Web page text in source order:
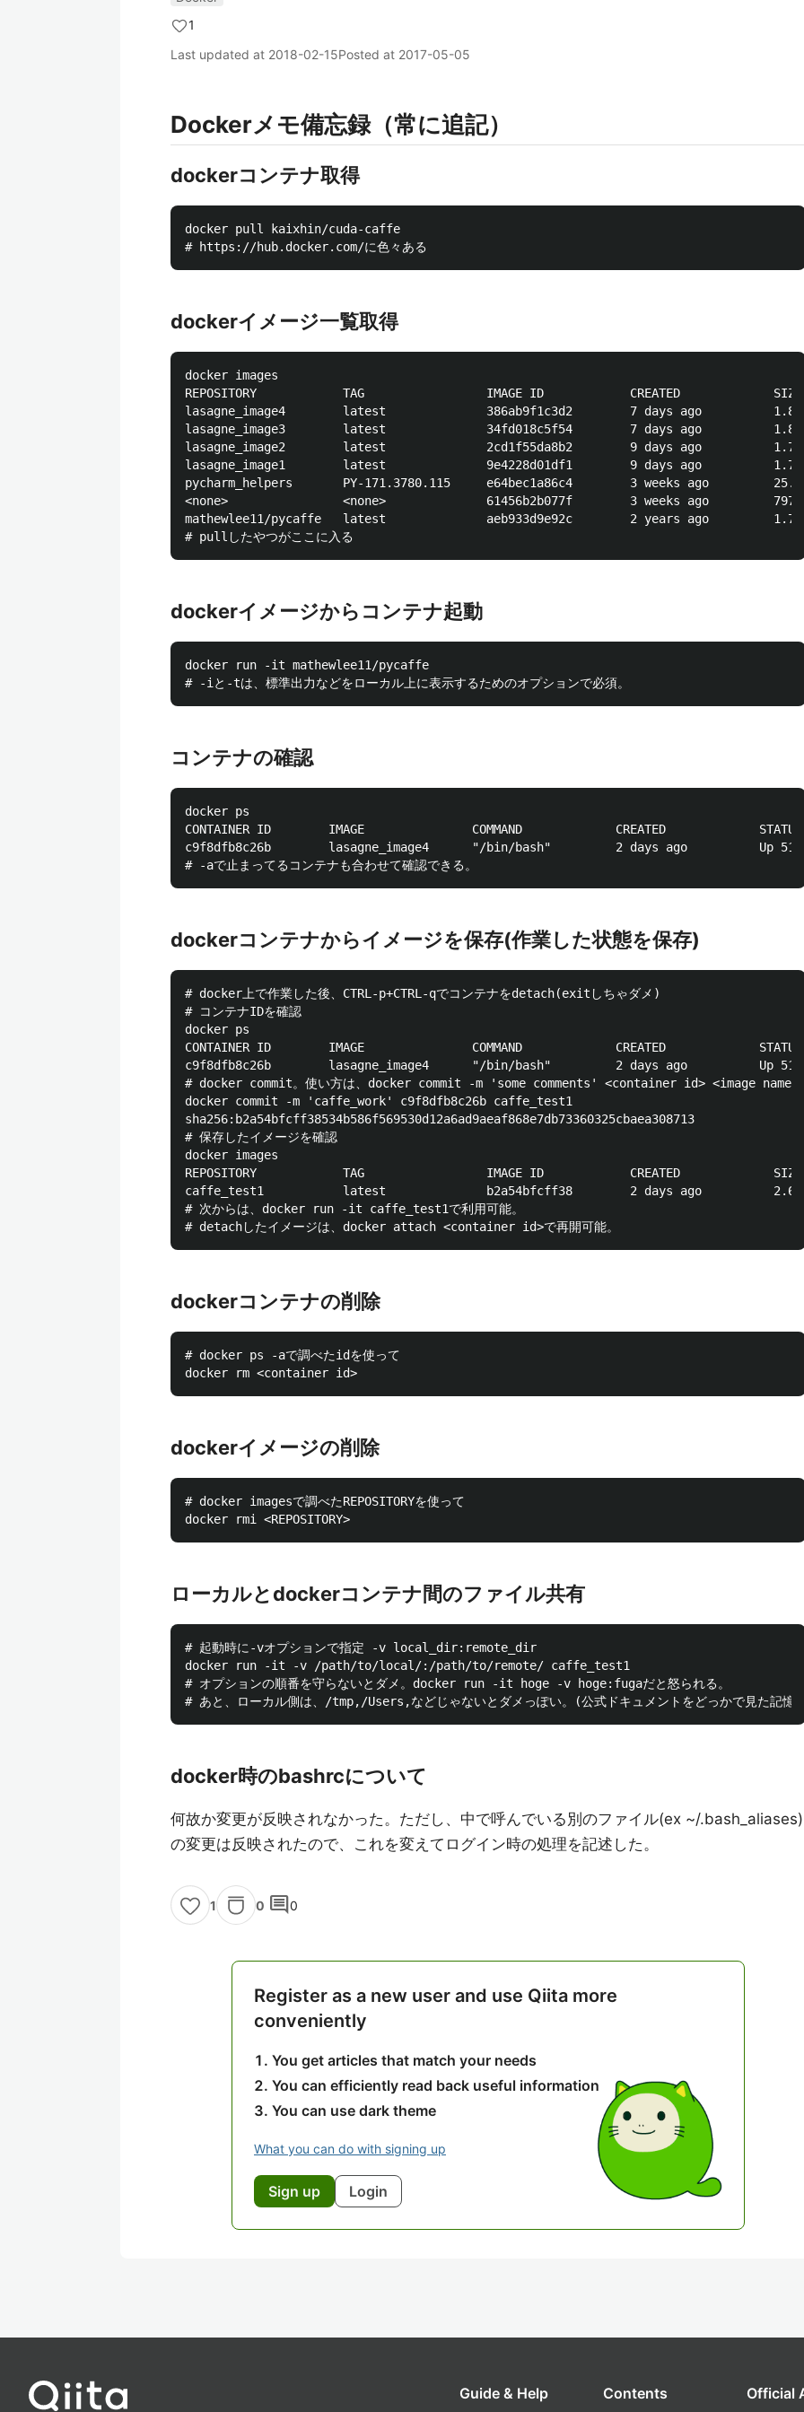
1
Last updated at 2018-02-15Posted at 2017-05-05
Dockerメモ備忘録（常に追記）
dockerコンテナ取得
docker pull kaixhin/cuda-caffe
dockerイメージ一覧取得
docker images
REPOSITORY            TAG                 IMAGE ID            CREATED             SIZE
lasagne_image4        latest              386ab9f1c3d2        7 days ago          1.85
lasagne_image3        latest              34fd018c5f54        7 days ago          1.83
lasagne_image2        latest              2cd1f55da8b2        9 days ago          1.78
lasagne_image1        latest              9e4228d01df1        9 days ago          1.78
pycharm_helpers       PY-171.3780.115     e64bec1a86c4        3 weeks ago         25.8
<none>                <none>              61456b2b077f        3 weeks ago         797
mathewlee11/pycaffe   latest              aeb933d9e92c        2 years ago         1.76
dockerイメージからコンテナ起動
docker run -it mathewlee11/pycaffe
コンテナの確認
docker ps
CONTAINER ID        IMAGE               COMMAND             CREATED
c9f8dfb8c26b        lasagne_image4      "/bin/bash"         2 days ago
dockerコンテナからイメージを保存(作業した状態を保存)
# docker上で作業した後、CTRL-p+CTRL-qでコンテナをdetach(exitしちゃダメ)
# コンテナIDを確認
docker ps
CONTAINER ID        IMAGE               COMMAND             CREATED
c9f8dfb8c26b        lasagne_image4      "/bin/bash"         2 days ago
# docker commit。使い方は、docker commit -m 'some comments' <container id> <image name>
docker commit -m 'caffe_work' c9f8dfb8c26b caffe_test1
sha256:b2a54bfcff38534b586f569530d12a6ad9aeaf868e7db73360325cbaea308713
# 保存したイメージを確認
docker images
REPOSITORY            TAG                 IMAGE ID            CREATED             SIZE
caffe_test1           latest              b2a54bfcff38        2 days ago          2.67
# 次からは、docker run -it caffe_test1で利用可能。
dockerコンテナの削除
# docker ps -aで調べたidを使って
dockerイメージの削除
# docker imagesで調べたREPOSITORYを使って
ローカルとdockerコンテナ間のファイル共有
# 起動時に-vオプションで指定 -v local_dir:remote_dir
docker run -it -v /path/to/local/:/path/to/remote/ caffe_test1
# オプションの順番を守らないとダメ。docker run -it hoge -v hoge:fugaだと怒られる。
docker時のbashrcについて
何故か変更が反映されなかった。ただし、中で呼んでいる別のファイル(ex ~/.bash_aliases)
の変更は反映されたので、これを変えてログイン時の処理を記述した。
1 0 comment0
Register as a new user and use Qiita more
conveniently
You get articles that match your needs
You can efficiently read back useful information
You can use dark theme
What you can do with signing up
Sign up Login
Guide & Help Contents Official